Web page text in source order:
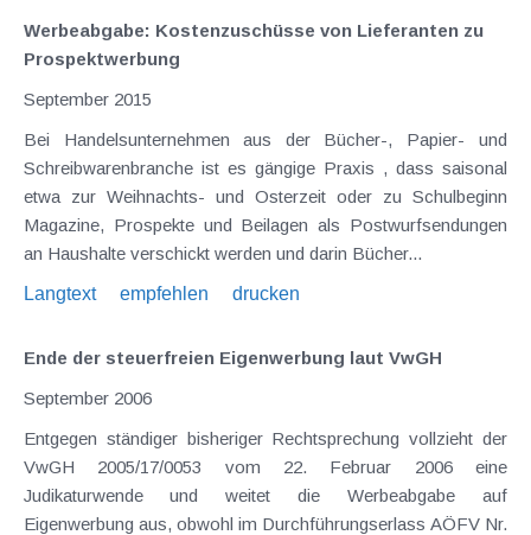
Werbeabgabe: Kostenzuschüsse von Lieferanten zu
Prospektwerbung
September 2015
Bei Handelsunternehmen aus der Bücher-, Papier- und
Schreibwarenbranche ist es gängige Praxis , dass saisonal
etwa zur Weihnachts- und Osterzeit oder zu Schulbeginn
Magazine, Prospekte und Beilagen als Postwurfsendungen
an Haushalte verschickt werden und darin Bücher...
Langtext
empfehlen drucken
Ende der steuerfreien Eigenwerbung laut VwGH
September 2006
Entgegen ständiger bisheriger Rechtsprechung vollzieht der
VwGH 2005/17/0053 vom 22. Februar 2006 eine
Judikaturwende und weitet die Werbeabgabe auf
Eigenwerbung aus, obwohl im Durchführungserlass AÖFV Nr.